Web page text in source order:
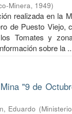
Minera, 1949)
realizada en la
de Puesto Viejo,
Tomates y
sobre la
"9 de
Eduardo (